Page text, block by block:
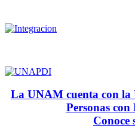
La UNAM cuenta con la
Personas con
Conoce